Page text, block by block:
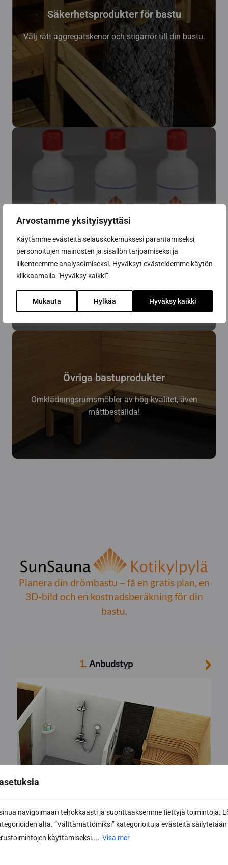
Arvostamme yksityisyyttäsi
Käytämme evästeitä selauskokemuksesi parantamiseksi,
personoitujen mainosten ja sisällön tarjoamiseksi ja
liikenteemme analysoimiseksi. Hyväksyt evästeidemme käytön
klikkaamalla ”Hyväksy kaikki”.
Mukauta Hylkää Hyväksy kaikki
navigoimaan tehokkaasti ja suorittaaksemme tiettyjä toimintoja.
alta. ”Välttämättömiksi” kategorioituja evästeitä säilytetään
käyttämiseksi.... Visa mer
Säkerhetsprodukter för bastu
Välj rätt aggregatskenor och stigarrör till din bastu.
Skötselprodukter hjälper din bastu att hålla sig
vacker under lång tid.
Övriga bastuprodukter
Omklädningsrumsmöbler av hög kvalitet, även
måttbeställda!
Planera din drömbastu – få en gratis plan, en
3D-bild och en kostnadsberäkning för din
bastu.
1. Anbudstyp >